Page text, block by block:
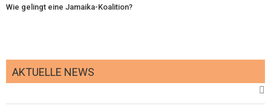
Wie gelingt eine Jamaika-Koalition?
AKTUELLE NEWS